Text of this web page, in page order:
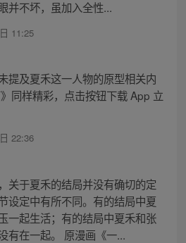
并不坏，虽加入全性...
11:25
提及夏禾这一人物的原型相关内
同样精彩，点击按钮下载 App 立
22:36
关于夏禾的结局并没有确切的定
设定中有所不同。有的结局中夏
一起生活；有的结局中夏禾和张
有在一起。 原漫画《一...